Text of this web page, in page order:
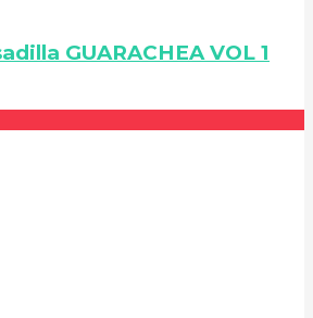
GUARACHEA VOL 1